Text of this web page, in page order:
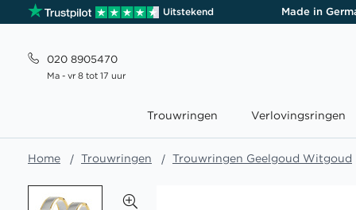
Uitstekend Made in
020 8905470
Ma - vr 8 tot 17 uur
Trouwringen Verlovingsringen
Home Trouwringen Trouwringen Geelgoud Witgoud